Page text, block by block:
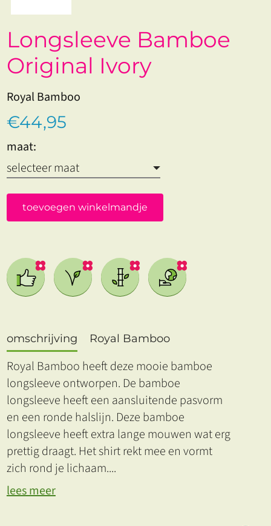
Longsleeve Bamboe
Original Ivory
Royal Bamboo
€44,95
maat:
toevoegen winkelmandje
omschrijving Royal Bamboo
Royal Bamboo heeft deze mooie bamboe
longsleeve ontworpen. De bamboe
longsleeve heeft een aansluitende pasvorm
en een ronde halslijn. Deze bamboe
longsleeve heeft extra lange mouwen wat erg
prettig draagt. Het shirt rekt mee en vormt
zich rond je lichaam....
lees meer